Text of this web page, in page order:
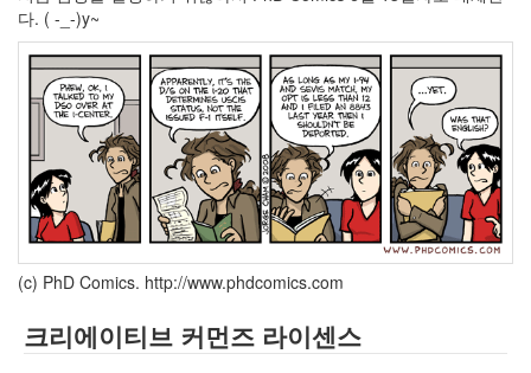
다. ( -_-)y~
(c) PhD Comics. http://www.phdcomics.com
크리에이티브 커먼즈 라이센스
단
상
덕
질
의
끝
화]
인
사
이
드
아
LG